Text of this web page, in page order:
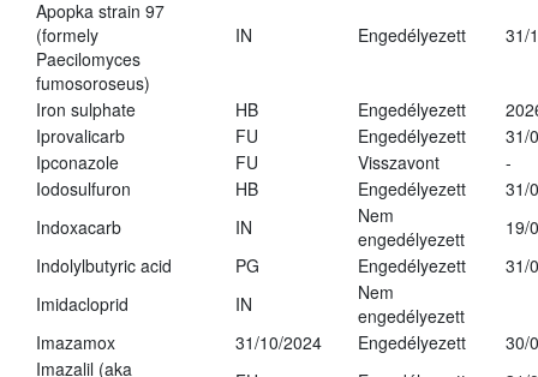
Apopka strain 97
(formely
Paecilomyces
fumosoroseus)
IN Engedélyezett 31/
Iron sulphate HB Engedélyezett
Iprovalicarb
FU Engedélyezett
31/
Ipconazole
FU Visszavont
-
Iodosulfuron
HB Engedélyezett
31/
Indoxacarb
IN
Nem
engedélyezett
19/
Indolylbutyric acid
PG Engedélyezett
31/
Imidacloprid
IN
Nem
engedélyezett
Imazamox
31/10/2024 Engedélyezett
30/
Imazalil (aka